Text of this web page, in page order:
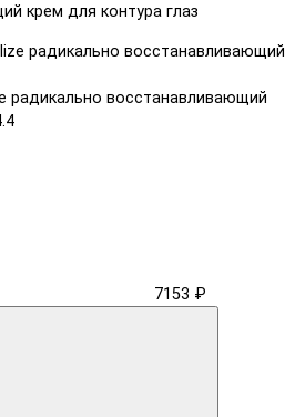
крем для контура глаз
радикально восстанавливающий
7153 ₽